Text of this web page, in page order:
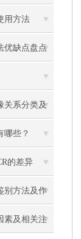
用方法
优缺点盘点
关系分类及
哪些？
的差异
别方法及作
素及相关注